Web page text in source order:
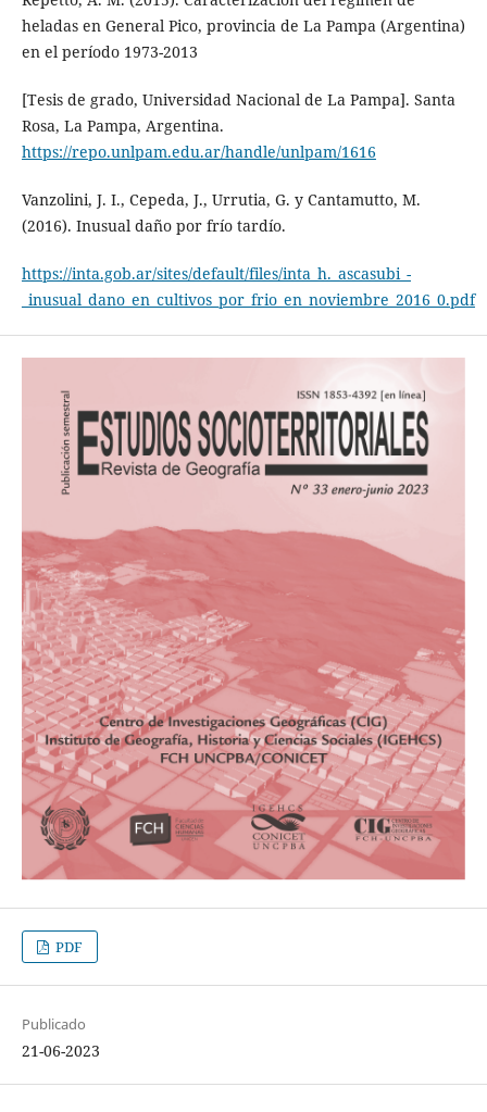
heladas en General Pico, provincia de La Pampa (Argentina)
en el período 1973-2013
[Tesis de grado, Universidad Nacional de La Pampa]. Santa
Rosa, La Pampa, Argentina.
https://repo.unlpam.edu.ar/handle/unlpam/1616
Vanzolini, J. I., Cepeda, J., Urrutia, G. y Cantamutto, M.
(2016). Inusual daño por frío tardío.
https://inta.gob.ar/sites/default/files/inta_h._ascasubi_-
_inusual_dano_en_cultivos_por_frio_en_noviembre_2016_0.pdf
PDF
Publicado
21-06-2023